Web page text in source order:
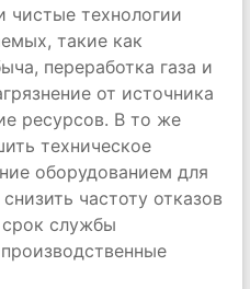
чистые технологии
такие как
переработка газа и
от источника
ресурсов. В то же
техническое
оборудованием для
частоту отказов
службы